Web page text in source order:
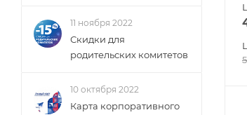
11 ноября 2022
Скидки для
родительских комитетов
10 октября 2022
Карта корпоративного